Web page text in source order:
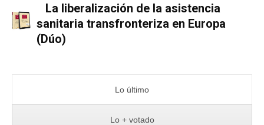
La liberalización de la asistencia
sanitaria transfronteriza en Europa
(Dúo)
Lo último
Lo + votado